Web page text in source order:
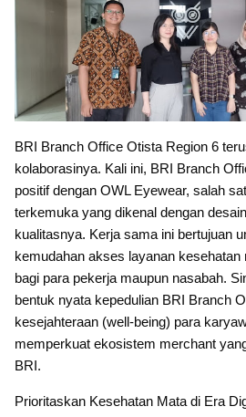
BRI Branch Office Otista Region 6
kolaborasinya. Kali ini, BRI Branch
positif dengan OWL Eyewear, salah
terkemuka yang dikenal dengan
kualitasnya. Kerja sama ini bertujuan
kemudahan akses layanan kesehatan
bagi para pekerja maupun nasabah.
bentuk nyata kepedulian BRI Branch
kesejahteraan (well-being) para
memperkuat ekosistem merchant
BRI.
Prioritaskan Kesehatan Mata di Era